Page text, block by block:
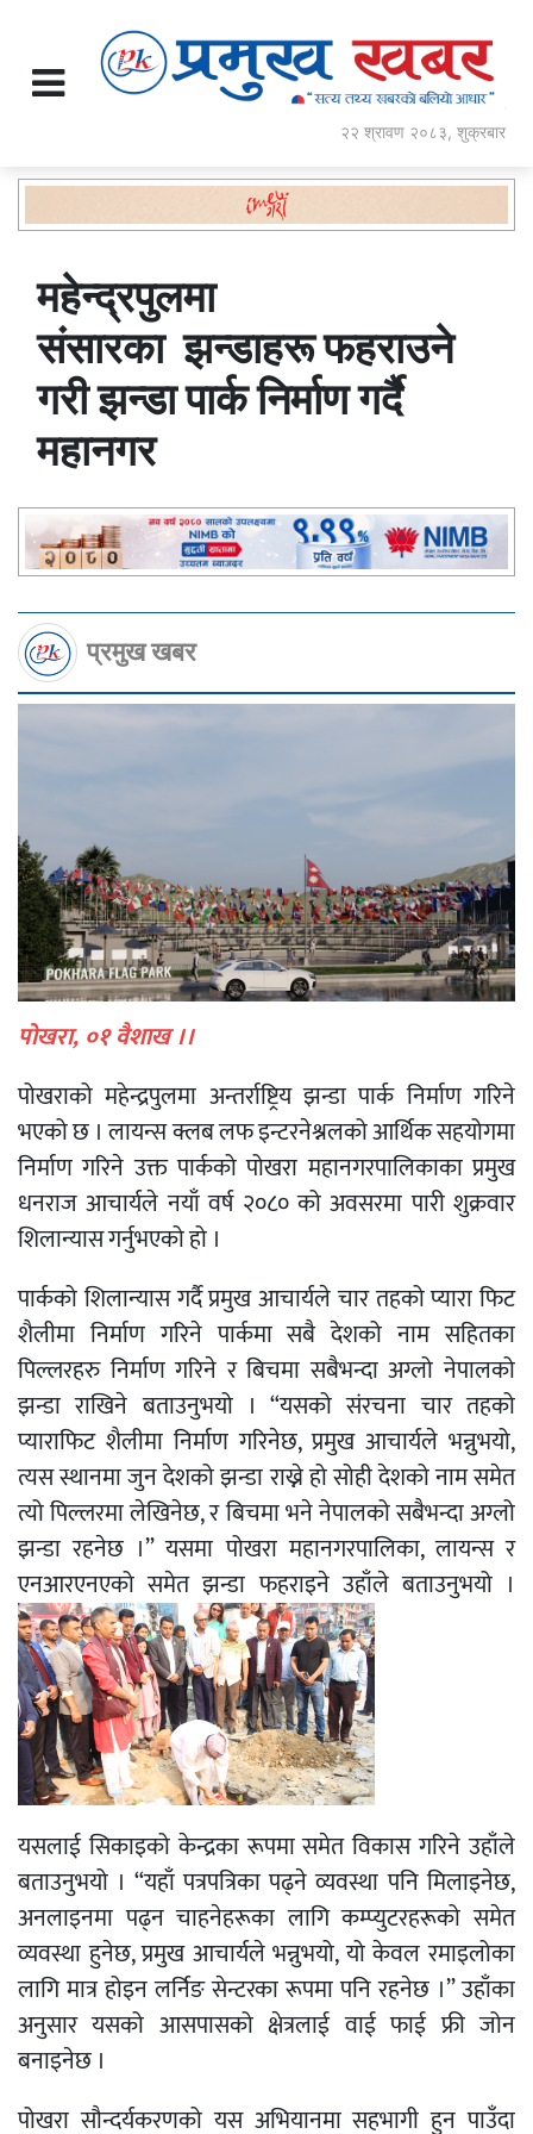
२२ श्रावण २०८३, शुक्रबार
महेन्द्रपुलमा
संसारका झन्डाहरू फहराउने
गरी झन्डा पार्क निर्माण गर्दै
महानगर
प्रमुख खबर
पोखरा, ०१ वैशाख ।।
पोखराको महेन्द्रपुलमा अन्तर्राष्ट्रिय झन्डा पार्क निर्माण गरिने
भएको छ । लायन्स क्लब लफ इन्टरनेश्नलको आर्थिक सहयोगमा
निर्माण गरिने उक्त पार्कको पोखरा महानगरपालिकाका प्रमुख
धनराज आचार्यले नयाँ वर्ष २०८० को अवसरमा पारी शुक्रवार
शिलान्यास गर्नुभएको हो ।
पार्कको शिलान्यास गर्दै प्रमुख आचार्यले चार तहको प्यारा फिट
शैलीमा निर्माण गरिने पार्कमा सबै देशको नाम सहितका
पिल्लरहरु निर्माण गरिने र बिचमा सबैभन्दा अग्लो नेपालको
झन्डा राखिने बताउनुभयो । “यसको संरचना चार तहको
प्याराफिट शैलीमा निर्माण गरिनेछ, प्रमुख आचार्यले भन्नुभयो,
त्यस स्थानमा जुन देशको झन्डा राख्ने हो सोही देशको नाम समेत
त्यो पिल्लरमा लेखिनेछ, र बिचमा भने नेपालको सबैभन्दा अग्लो
झन्डा रहनेछ ।” यसमा पोखरा महानगरपालिका, लायन्स र
एनआरएनएको समेत झन्डा फहराइने उहाँले बताउनुभयो ।
यसलाई सिकाइको केन्द्रका रूपमा समेत विकास गरिने उहाँले
बताउनुभयो । “यहाँ पत्रपत्रिका पढ्ने व्यवस्था पनि मिलाइनेछ,
अनलाइनमा पढ्न चाहनेहरूका लागि कम्प्युटरहरूको समेत
व्यवस्था हुनेछ, प्रमुख आचार्यले भन्नुभयो, यो केवल रमाइलोका
लागि मात्र होइन लर्निङ सेन्टरका रूपमा पनि रहनेछ ।” उहाँका
अनुसार यसको आसपासको क्षेत्रलाई वाई फाई फ्री जोन
बनाइनेछ ।
पोखरा सौन्दर्यकरणको यस अभियानमा सहभागी हुन पाउँदा